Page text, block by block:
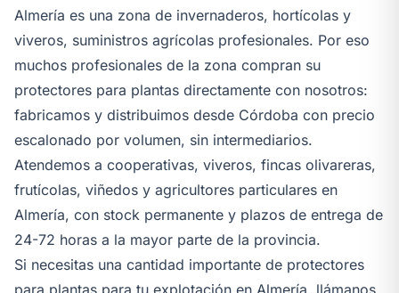
Almería es una zona de invernaderos, hortícolas y
viveros, suministros agrícolas profesionales. Por eso
muchos profesionales de la zona compran su
protectores para plantas directamente con nosotros:
fabricamos y distribuimos desde Córdoba con precio
escalonado por volumen, sin intermediarios.
Atendemos a cooperativas, viveros, fincas olivareras,
frutícolas, viñedos y agricultores particulares en
Almería, con stock permanente y plazos de entrega de
24-72 horas a la mayor parte de la provincia.
Si necesitas una cantidad importante de protectores
para plantas para tu explotación en Almería, llámanos